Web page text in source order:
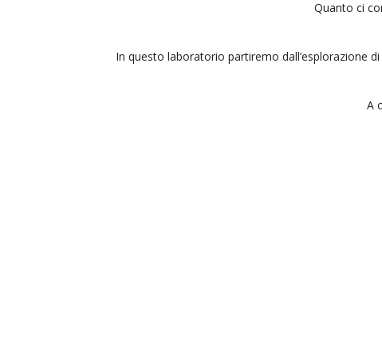
Hit enter to search or ESC to close
Quanto ci
In questo laboratorio partiremo dall’esplorazione
A